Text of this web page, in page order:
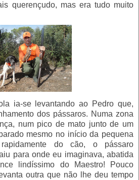
querençudo, mas era tudo muito
ia-se levantando ao Pedro que,
dos pássaros. Numa zona
num pico de mato junto de um
mesmo no início da pequena
rapidamente do cão, o pássaro
para onde eu imaginava, abatida
lindíssimo do Maestro! Pouco
outra que não lhe deu tempo